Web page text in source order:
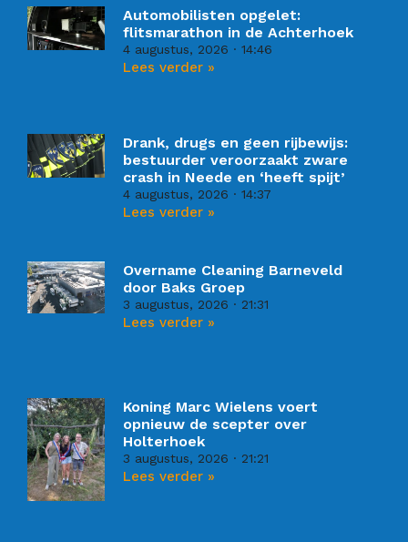
Automobilisten opgelet:
flitsmarathon in de Achterhoek
4 augustus, 2026 14:46
Lees verder »
Drank, drugs en geen rijbewijs:
bestuurder veroorzaakt zware
crash in Neede en ‘heeft spijt’
4 augustus, 2026 14:37
Lees verder »
Overname Cleaning Barneveld
door Baks Groep
3 augustus, 2026 21:31
Lees verder »
Koning Marc Wielens voert
opnieuw de scepter over
Holterhoek
3 augustus, 2026 21:21
Lees verder »